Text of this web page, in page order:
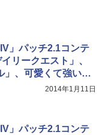
」パッチ2.1コンテ
リークエスト」、
」、可愛くて強い
2014年1月11日
」パッチ2.1コンテ